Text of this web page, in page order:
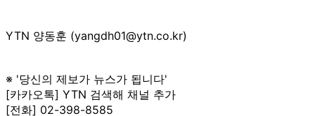
YTN 양동훈 (yangdh01@ytn.co.kr)
※ '당신의 제보가 뉴스가 됩니다'
[카카오톡] YTN 검색해 채널 추가
[전화] 02-398-8585